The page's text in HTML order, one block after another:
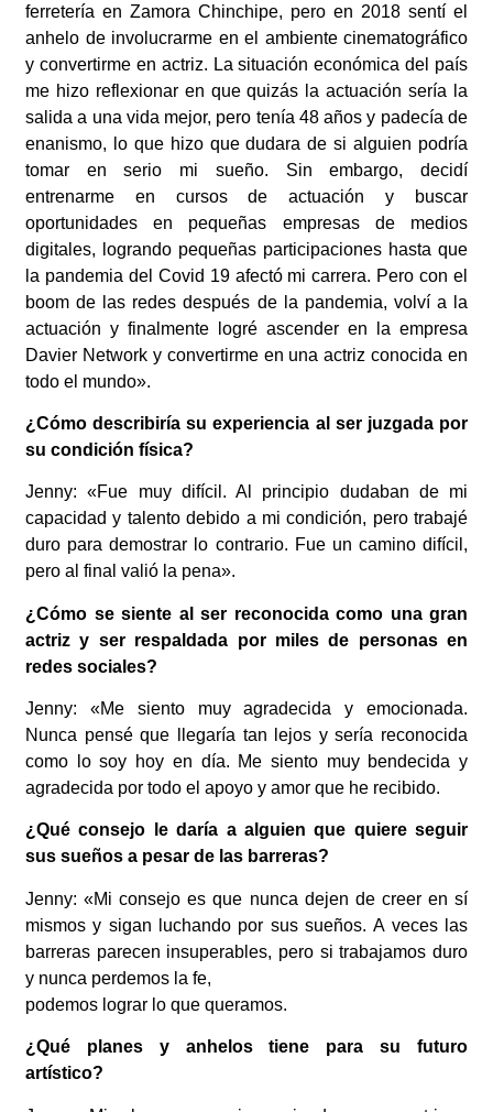
ferretería en Zamora Chinchipe, pero en 2018 sentí el
anhelo de involucrarme en el ambiente cinematográfico
y convertirme en actriz. La situación económicadel país
me hizo reflexionar en que quizás la actuación sería la
salida a una vida mejor, pero tenía 48 años y padecía de
enanismo, lo que hizo que dudara de si alguien podría
tomar enserio mi sueño. Sin embargo, decidí
entrenarme en cursos de actuación y buscar
oportunidades en pequeñas empresas de medios
digitales, logrando pequeñas participaciones hasta que
la pandemia del Covid 19 afectó mi carrera. Pero con el
boom de las redes después de la pandemia, volví a la
actuación y finalmente logré ascender en la empresa
Davier Network y convertirme en una actriz conocida en
todo el mundo».
¿Cómo describiría su experiencia al ser juzgada por
su condición física?
Jenny: «Fue muy difícil. Al principio dudaban de mi
capacidad y talento debido a mi condición, pero trabajé
duro para demostrar lo contrario. Fue un camino difícil,
pero al final valió la pena».
¿Cómo se siente al ser reconocida como una gran
actriz y ser respaldada por miles de personas en
redes sociales?
Jenny: «Me siento muy agradecida y emocionada.
Nunca pensé que llegaría tan lejos y sería reconocida
como lo soy hoy en día. Me siento muy bendecida y
agradecida por todo el apoyo y amor que he recibido.
¿Qué consejo le daría a alguien que quiere seguir
sus sueños a pesar de las barreras?
Jenny: «Mi consejo es que nunca dejen de creer en sí
mismos y sigan luchando por sus sueños. A veces las
barreras parecen insuperables, pero si trabajamos duro
y nunca perdemos la fe,
podemos lograr lo que queramos.
¿Qué planes y anhelos tiene para su futuro
artístico?